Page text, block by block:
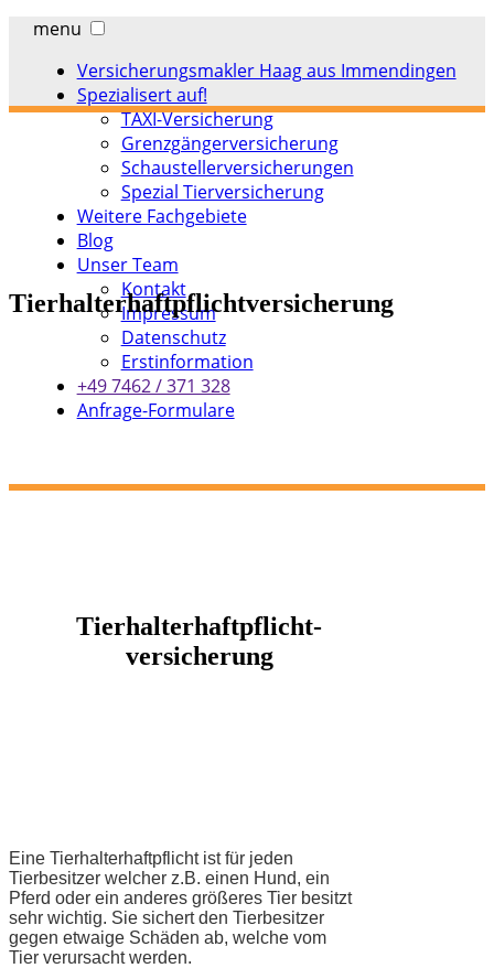
menu
Versicherungsmakler Haag aus Immendingen
Spezialisert auf!
TAXI-Versicherung
Grenzgängerversicherung
Schaustellerversicherungen
Spezial Tierversicherung
Weitere Fachgebiete
Blog
Unser Team
Kontakt
Impressum
Datenschutz
Erstinformation
+49 7462 / 371 328
Anfrage-Formulare
Tierhalterhaftpflichtversicherung
Tierhalterhaftpflicht-
versicherung
Eine Tierhalterhaftpflicht ist für jeden
Tierbesitzer welcher z.B. einen Hund, ein
Pferd oder ein anderes größeres Tier besitzt
sehr wichtig. Sie sichert den Tierbesitzer
gegen etwaige Schäden ab, welche vom
Tier verursacht werden.